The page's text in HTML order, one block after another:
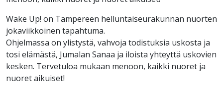
Wake Up! on Tampereen helluntaiseurakunnan nuorten
jokaviikkoinen tapahtuma.
Ohjelmassa on ylistystä, vahvoja todistuksia uskosta ja
tosi elämästä, Jumalan Sanaa ja iloista yhteyttä uskovien
kesken. Tervetuloa mukaan menoon, kaikki nuoret ja
nuoret aikuiset!